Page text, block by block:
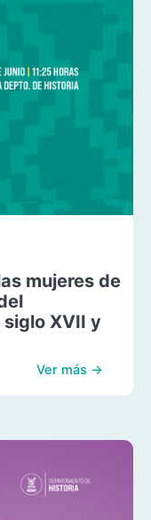
mujeres de
XVII y
Ver más →